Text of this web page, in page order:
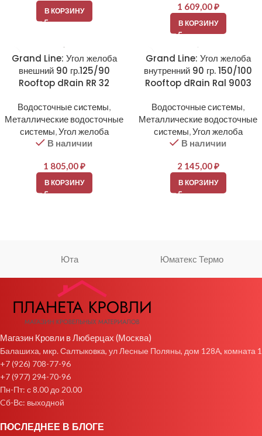
В КОРЗИНУ 1 609,00₽
В КОРЗИНУ
Grand Line: Угол желоба
внешний 90 гр.125/90
Rooftop dRain RR 32
Водосточные системы,
Металлические водосточные
системы,Угол желоба
В наличии
1 805,00₽
В КОРЗИНУ
Grand Line: Угол желоба
внутренний 90 гр. 150/100
Rooftop dRain Ral 9003
Водосточные системы,
Металлические водосточные
системы,Угол желоба
В наличии
2 145,00₽
В КОРЗИНУ
Юта Юматекс Термо
Магазин Кровли в Люберцах (Москва)
Балашиха, мкр. Салтыковка, ул Лесные Поляны, дом 128А, комната 1
+7 (926) 708-77-96
+7 (977) 294-70-96
Пн-Пт: с 8.00 до 20.00
Cб-Вс: выходной
ПОСЛЕДНЕЕ В БЛОГЕ